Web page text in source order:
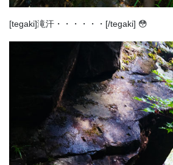
[tegaki]滝汗・・・・・・[/tegaki] 😳